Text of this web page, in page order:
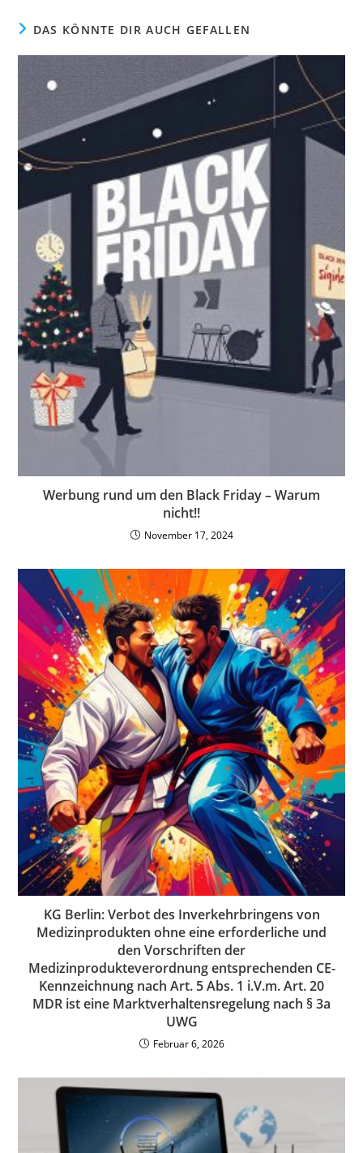
DAS KÖNNTE DIR AUCH GEFALLEN
Werbung rund um den Black Friday – Warum
nicht!!
November 17, 2024
KG Berlin: Verbot des Inverkehrbringens von
Medizinprodukten ohne eine erforderliche und
den Vorschriften der
Medizinprodukteverordnung entsprechenden CE-
Kennzeichnung nach Art. 5 Abs. 1 i.V.m. Art. 20
MDR ist eine Marktverhaltensregelung nach § 3a
UWG
Februar 6, 2026